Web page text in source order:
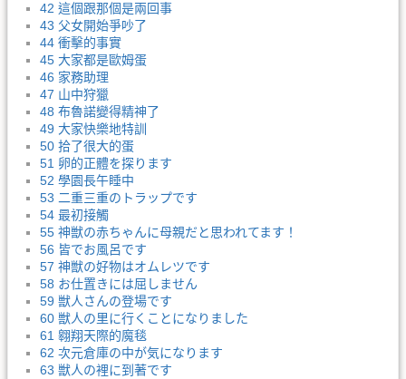
42 這個跟那個是兩回事
43 父女開始爭吵了
44 衝擊的事實
45 大家都是歐姆蛋
46 家務助理
47 山中狩獵
48 布魯諾變得精神了
49 大家快樂地特訓
50 拾了很大的蛋
51 卵的正體を探ります
52 學園長午睡中
53 二重三重のトラップです
54 最初接觸
55 神獣の赤ちゃんに母親だと思われてます！
56 皆でお風呂です
57 神獣の好物はオムレツです
58 お仕置きには屈しません
59 獣人さんの登場です
60 獣人の里に行くことになりました
61 翱翔天際的魔毯
62 次元倉庫の中が気になります
63 獣人の裡に到著です